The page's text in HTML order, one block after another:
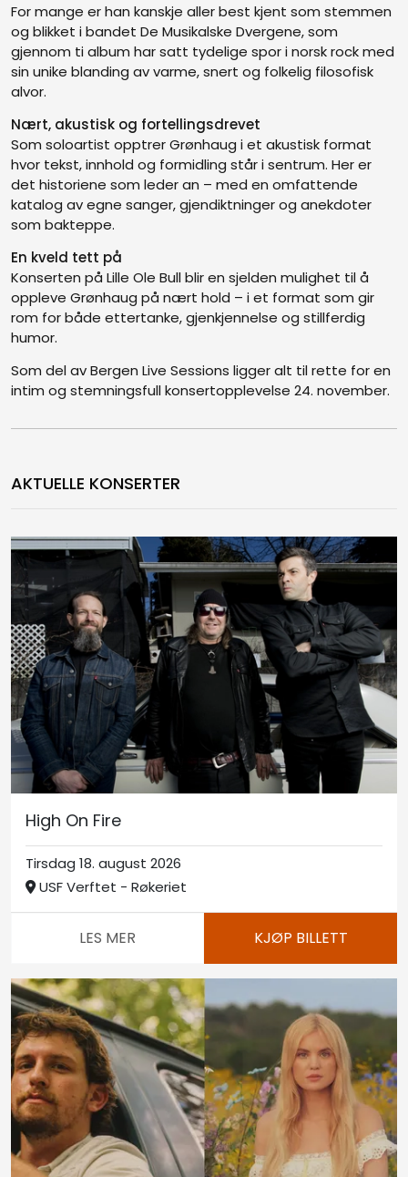
For mange er han kanskje aller best kjent som stemmen
og blikket i bandet De Musikalske Dvergene, som
gjennom ti album har satt tydelige spor i norsk rock med
sin unike blanding av varme, snert og folkelig filosofisk
alvor.
Nært, akustisk og fortellingsdrevet
Som soloartist opptrer Grønhaug i et akustisk format
hvor tekst, innhold og formidling står i sentrum. Her er
det historiene som leder an – med en omfattende
katalog av egne sanger, gjendiktninger og anekdoter
som bakteppe.
En kveld tett på
Konserten på Lille Ole Bull blir en sjelden mulighet til å
oppleve Grønhaug på nært hold – i et format som gir
rom for både ettertanke, gjenkjennelse og stillferdig
humor.
Som del av Bergen Live Sessions ligger alt til rette for en
intim og stemningsfull konsertopplevelse 24. november.
AKTUELLE KONSERTER
High On Fire
Tirsdag 18. august 2026
USF Verftet - Røkeriet
LES MER KJØP BILLETT